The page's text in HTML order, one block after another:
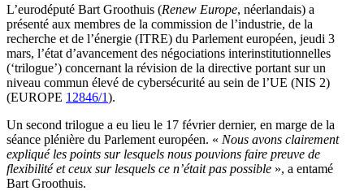
L’eurodéputé Bart Groothuis (Renew Europe, néerlandais) a
présenté aux membres de la commission de l’industrie, de la
recherche et de l’énergie (ITRE) du Parlement européen, jeudi 3
mars, l’état d’avancement des négociations interinstitutionnelles
(‘trilogue’) concernant la révision de la directive portant sur un
niveau commun élevé de cybersécurité au sein de l’UE (NIS 2)
(EUROPE 12846/1).
Un second trilogue a eu lieu le 17 février dernier, en marge de la
séance plénière du Parlement européen. « Nous avons clairement
expliqué les points sur lesquels nous pouvions faire preuve de
flexibilité et ceux sur lesquels ce n’était pas possible », a entamé
Bart Groothuis.